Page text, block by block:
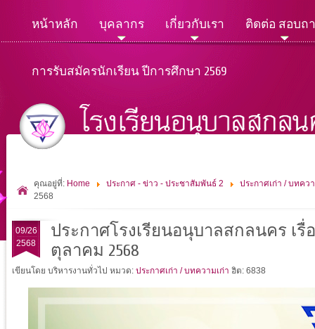
หน้าหลัก บุคลากร เกี่ยวกับเรา ติดต่อ สอบถ
การรับสมัครนักเรียน ปีการศึกษา 2569
คุณอยู่ที่: Home ประกาศ - ข่าว - ประชาสัมพันธ์ 2
ประกาศเก่า / บทคว
2568
09/26
2568
ประกาศโรงเรียนอนุบาลสกลนคร เ
ตุลาคม 2568
เขียนโดย บริหารงานทั่วไป หมวด: ประกาศเก่า / บทความเก่า ฮิต: 6838